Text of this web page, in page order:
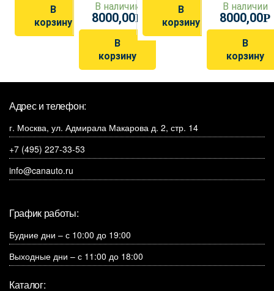
В
корзину
В наличии
8000,00Р
В
корзину
В
корзину
В наличии
8000,00Р
В
корзину
Адрес и телефон:
г. Москва, ул. Адмирала Макарова д. 2, стр. 14
+7 (495) 227-33-53
info@canauto.ru
График работы:
Будние дни – с 10:00 до 19:00
Выходные дни – с 11:00 до 18:00
Каталог: